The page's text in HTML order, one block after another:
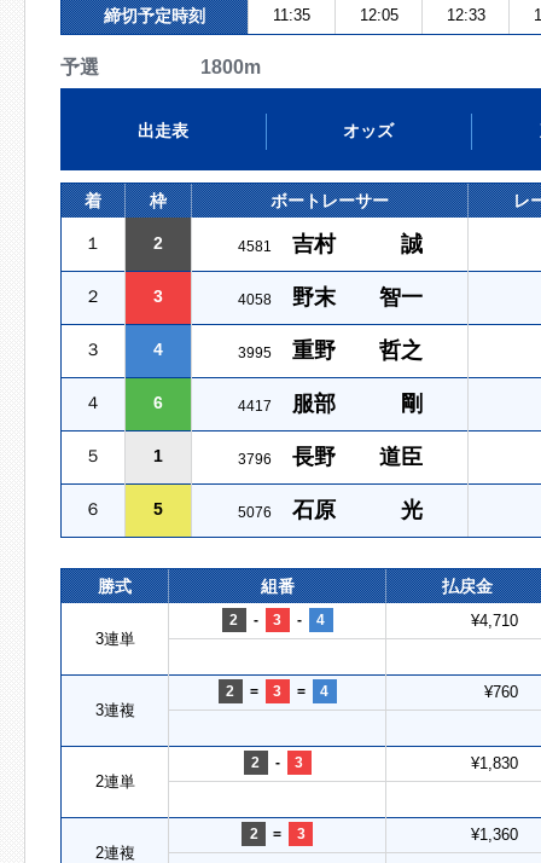
締切予定時刻 11:35 12:05 12:33
予選 1800m
出走表 オッズ
着 枠 ボートレーサー レ
１ 2 4581 吉村 誠
２ 3 4058 野末 智一
３ 4 3995 重野 哲之
４ 6 4417 服部 剛
５ 1 3796 長野 道臣
６ 5 5076 石原 光
勝式 組番 払戻金
3連単
2 - 3 - 4 ¥4,710
3連複
2 = 3 = 4 ¥760
2連単
2 - 3 ¥1,830
2連複
2 = 3 ¥1,360